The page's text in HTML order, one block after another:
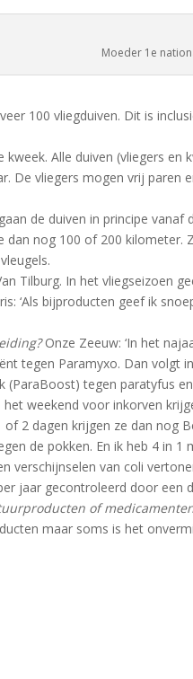
Moeder 1e
100 vliegduiven. Dit is
Alle duiven (vliegers
De vliegers mogen vrij
de duiven in principe
dan nog 100 of 200 kilometer.
Tilburg. In het vliegseizoen
‘Als bijproducten geef ik
Onze Zeeuw: ‘In het
tegen Paramyxo. Dan volgt
(ParaBoost) tegen paratyfus
weekend voor inkorven
2 dagen krijgen ze dan nog
de pokken. En ik heb 4 in
verschijnselen van coli
jaar gecontroleerd door een
of
maar soms is het